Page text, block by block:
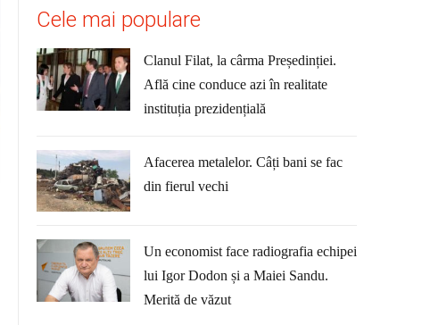
Cele mai populare
Clanul Filat, la cârma Președinției.
Află cine conduce azi în realitate
instituția prezidențială
Afacerea metalelor. Câți bani se fac
din fierul vechi
Un economist face radiografia echipei
lui Igor Dodon și a Maiei Sandu.
Merită de văzut